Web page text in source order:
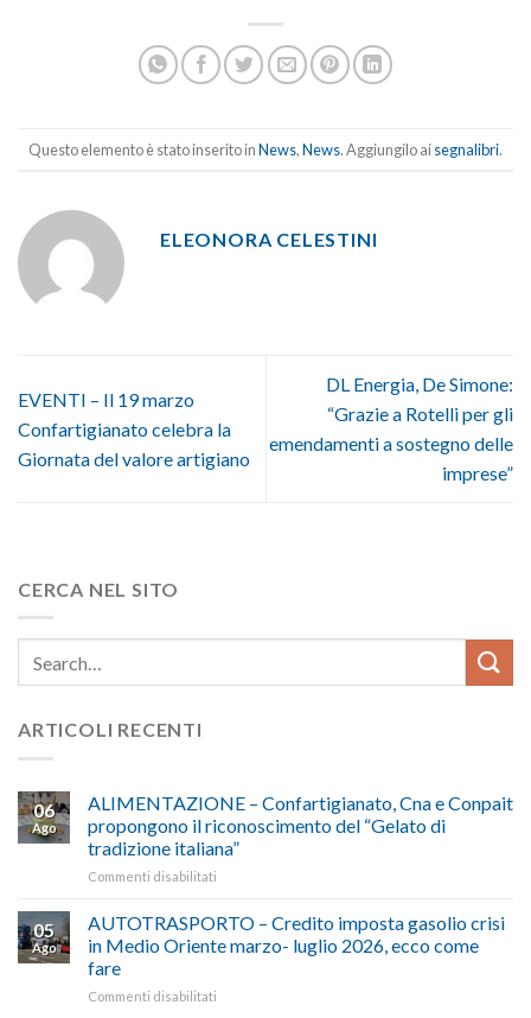
Questo elemento è stato inserito inNews,News. Aggiungilo aisegnalibri.
ELEONORA CELESTINI
EVENTI – Il 19 marzo
Confartigianato celebra la
Giornata del valore artigiano
DL Energia, De Simone:
“Grazie a Rotelli per gli
emendamenti a sostegno delle
imprese”
CERCA NEL SITO
ARTICOLI RECENTI
06
Ago
ALIMENTAZIONE – Confartigianato, Cna e Conpait
propongono il riconoscimento del “Gelato di
tradizione italiana”
Commenti disabilitati
–
Confartigianato,
Cna
05
Ago
AUTOTRASPORTO – Credito imposta gasolio crisi
in Medio Oriente marzo- luglio 2026, ecco come
fare
Commenti disabilitati